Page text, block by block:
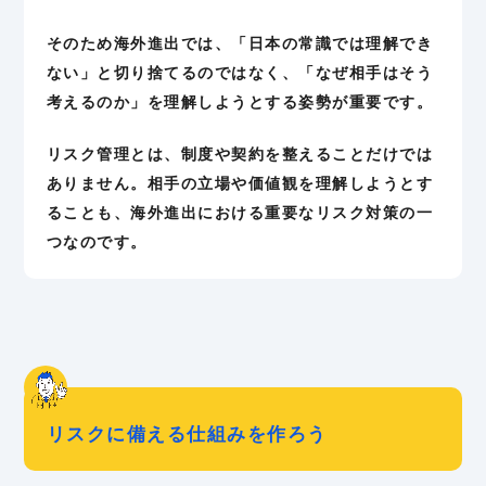
そのため海外進出では、「日本の常識では理解でき
ない」と切り捨てるのではなく、「なぜ相手はそう
考えるのか」を理解しようとする姿勢が重要です。
リスク管理とは、制度や契約を整えることだけでは
ありません。相手の立場や価値観を理解しようとす
ることも、海外進出における重要なリスク対策の一
つなのです。
リスクに備える仕組みを作ろう